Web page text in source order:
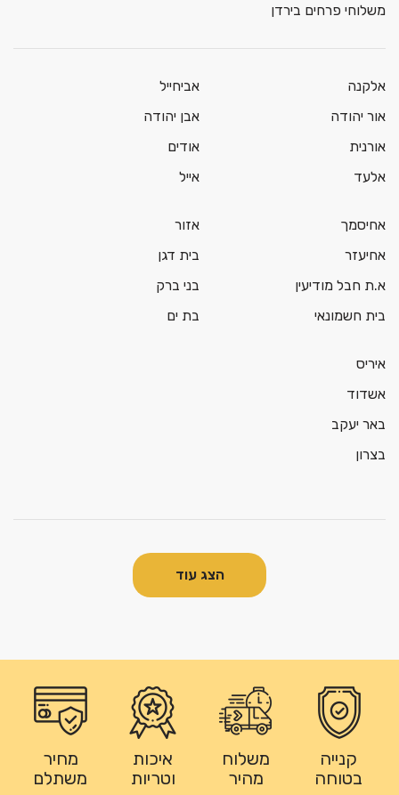
משלוחי פרחים בירדן
אלקנה
אור יהודה
אורנית
אלעד
אביחייל
אבן יהודה
אודים
אייל
אחיסמך
אחיעזר
א.ת חבל מודיעין
בית חשמונאי
אזור
בית דגן
בני ברק
בת ים
איריס
אשדוד
באר יעקב
בצרון
הצג עוד
קנייה
בטוחה
משלוח
מהיר
איכות
וטריות
מחיר
משתלם